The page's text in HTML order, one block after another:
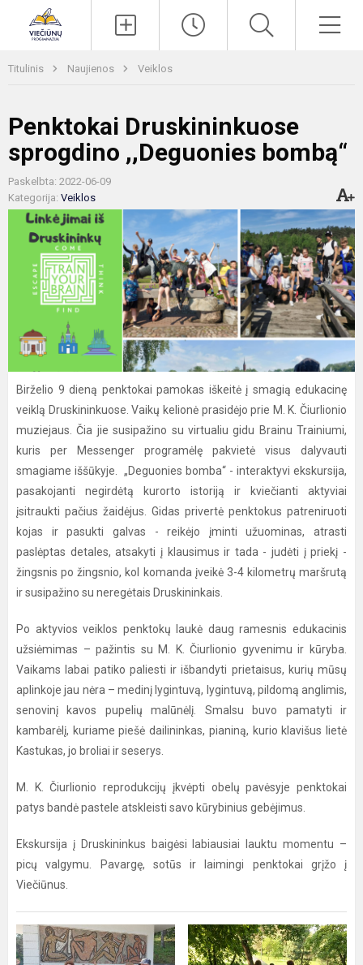
Titulinis Naujienos Veiklos
Penktokai Druskininkuose
sprogdino ,,Deguonies bombą“
Paskelbta: 2022-06-09
Kategorija: Veiklos
Birželio 9 dieną penktokai pamokas iškeitė į smagią edukacinę
veiklą Druskininkuose. Vaikų kelionė prasidėjo prie M. K. Čiurlionio
muziejaus. Čia jie susipažino su virtualiu gidu Brainu Trainiumi,
kuris per Messenger programėlę pakvietė visus dalyvauti
smagiame iššūkyje. „Deguonies bomba“ - interaktyvi ekskursija,
pasakojanti negirdėtą kurorto istoriją ir kviečianti aktyviai
įsitraukti pačius žaidėjus. Gidas privertė penktokus patreniruoti
kojas ir pasukti galvas - reikėjo įminti užuominas, atrasti
paslėptas detales, atsakyti į klausimus ir tada - judėti į priekį -
žingsnis po žingsnio, kol komanda įveikė 3-4 kilometrų maršrutą
ir susipažino su neregėtais Druskininkais.
Po aktyvios veiklos penktokų laukė daug ramesnis edukacinis
užsiėmimas – pažintis su M. K. Čiurlionio gyvenimu ir kūryba.
Vaikams labai patiko paliesti ir išbandyti prietaisus, kurių mūsų
aplinkoje jau nėra – medinį lygintuvą, lygintuvą, pildomą anglimis,
senovinį kavos pupelių malūnėlį. Smalsu buvo pamatyti ir
kambarėlį, kuriame piešė dailininkas, pianiną, kurio klavišus lietė
Kastukas, jo broliai ir seserys.
M. K. Čiurlionio reprodukcijų įkvėpti obelų pavėsyje penktokai
patys bandė pastele atskleisti savo kūrybinius gebėjimus.
Ekskursija į Druskininkus baigėsi labiausiai lauktu momentu –
picų valgymu. Pavargę, sotūs ir laimingi penktokai grįžo į
Viečiūnus.